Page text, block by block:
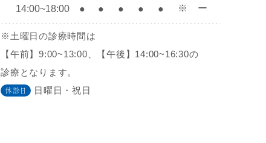
14:00~18:00 ● ● ● ● ● ※ ー
※土曜日の診療時間は
【午前】9:00~13:00、【午後】14:00~16:30の
診療となります。
休診日 日曜日・祝日